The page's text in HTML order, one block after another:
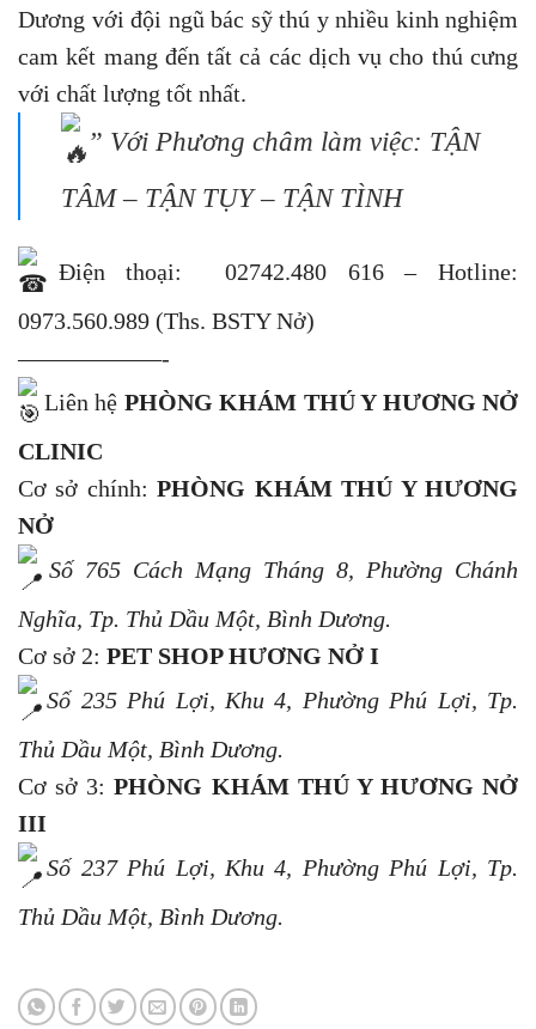
Dương với đội ngũ bác sỹ thú y nhiều kinh nghiệm
cam kết mang đến tất cả các dịch vụ cho thú cưng
với chất lượng tốt nhất.
” Với Phương châm làm việc: TẬN
TÂM – TẬN TỤY – TẬN TÌNH
Điện thoại: 02742.480 616 – Hotline:
0973.560.989 (Ths. BSTY Nở)
——————-
Liên hệ PHÒNG KHÁM THÚ Y HƯƠNG NỞ
CLINIC
Cơ sở chính:PHÒNG KHÁM THÚ Y HƯƠNG
NỞ
Số 765 Cách Mạng Tháng 8, Phường Chánh
Nghĩa, Tp. Thủ Dầu Một, Bình Dương.
Cơ sở 2: PET SHOP HƯƠNG NỞ I
Số 235 Phú Lợi, Khu 4, Phường Phú Lợi, Tp.
Thủ Dầu Một, Bình Dương.
Cơ sở 3:PHÒNG KHÁM THÚ Y HƯƠNG NỞ
III
Số 237 Phú Lợi, Khu 4, Phường Phú Lợi, Tp.
Thủ Dầu Một, Bình Dương.